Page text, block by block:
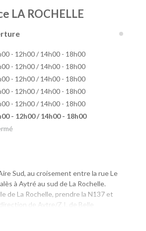
LA ROCHELLE
- 12h00 / 14h00 - 18h00
- 12h00 / 14h00 - 18h00
- 12h00 / 14h00 - 18h00
- 12h00 / 14h00 - 18h00
- 12h00 / 14h00 - 18h00
- 12h00 / 14h00 - 18h00
Sud, au croisement entre la rue Le
à Aytré au sud de La Rochelle.
de La Rochelle, prendre la N137 et
de Aytre/Z.I. de Belle